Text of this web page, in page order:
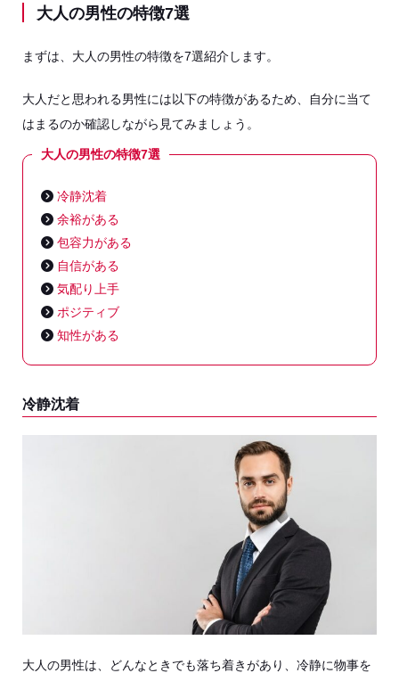
大人の男性の特徴7選
まずは、大人の男性の特徴を7選紹介します。
大人だと思われる男性には以下の特徴があるため、自分に当て
はまるのか確認しながら見てみましょう。
大人の男性の特徴7選
冷静沈着
余裕がある
包容力がある
自信がある
気配り上手
ポジティブ
知性がある
冷静沈着
大人の男性は、どんなときでも落ち着きがあり、冷静に物事を